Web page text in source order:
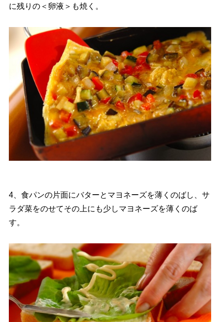
に残りの＜卵液＞も焼く。
4、食パンの片面にバターとマヨネーズを薄くのばし、サ
ラダ菜をのせてその上にも少しマヨネーズを薄くのば
す。